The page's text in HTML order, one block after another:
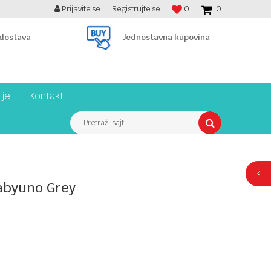
BESPLATNA ISPORUKA PREKO 7900 din! 0
0
Prijavite se Registrujte se
Jednostavna kupovina
Kontakt
Pretraži sajt
Grey